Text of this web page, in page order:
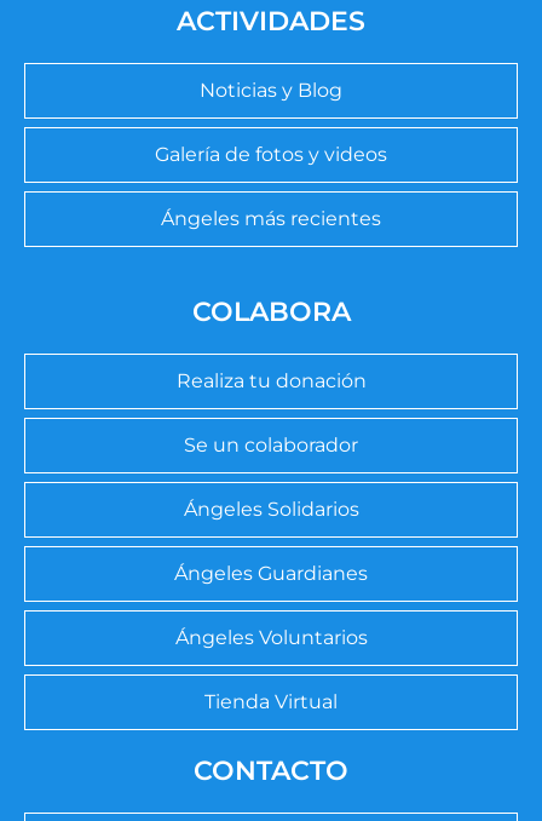
ACTIVIDADES
Noticias y Blog
Galería de fotos y videos
Ángeles más recientes
COLABORA
Realiza tu donación
Se un colaborador
Ángeles Solidarios
Ángeles Guardianes
Ángeles Voluntarios
Tienda Virtual
CONTACTO